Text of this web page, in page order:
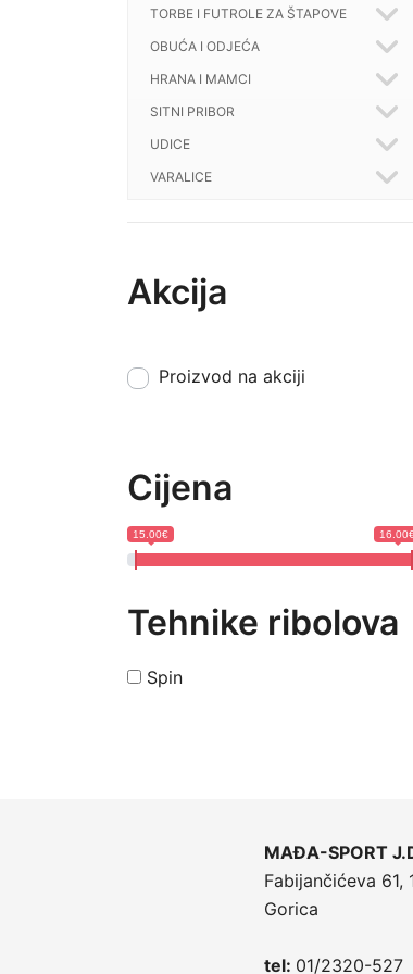
TORBE I FUTROLE ZA ŠTAPOVE
OBUĆA I ODJEĆA
HRANA I MAMCI
SITNI PRIBOR
UDICE
VARALICE
Akcija
Proizvod na akciji
Cijena
15.00€
Tehnike ribolova
Spin
MAĐA-SPORT
Fabijančićeva 61,
Gorica
tel: 01/2320-527